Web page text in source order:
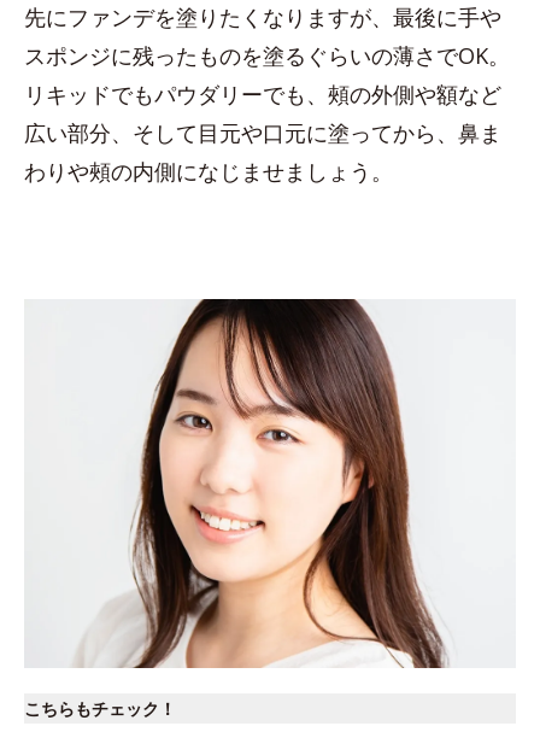
先にファンデを塗りたくなりますが、最後に手や
スポンジに残ったものを塗るぐらいの薄さでOK。
リキッドでもパウダリーでも、頰の外側や額など
広い部分、そして目元や口元に塗ってから、鼻ま
わりや頰の内側になじませましょう。
こちらもチェック！